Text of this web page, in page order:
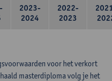
2023-
2024
2022-
2023
voor het verkort
masterdiploma volg je het